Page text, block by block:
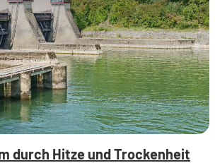
durch Hitze und Trockenheit